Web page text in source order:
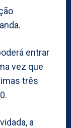
entrar
vez que
três
a